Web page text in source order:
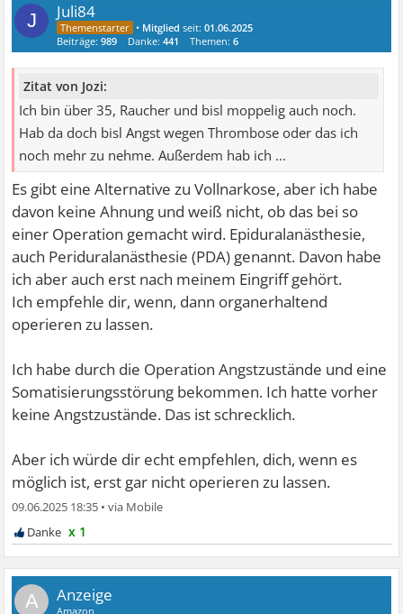
J Juli84
• Mitglied seit:01.06.2025
Beiträge:989 Danke:441 Themen:6
Zitat von Jozi:
Ich bin über 35, Raucher und bisl moppelig auch noch.
Hab da doch bisl Angst wegen Thrombose oder das ich
noch mehr zu nehme. Außerdem hab ich ...
Es gibt eine Alternative zu Vollnarkose, aber ich habe
davon keine Ahnung und weiß nicht, ob das bei so
einer Operation gemacht wird. Epiduralanästhesie,
auch Periduralanästhesie (PDA) genannt. Davon habe
ich aber auch erst nach meinem Eingriff gehört.
Ich empfehle dir, wenn, dann organerhaltend
operieren zu lassen.
Ich habe durch die Operation Angstzustände und eine
Somatisierungsstörung bekommen. Ich hatte vorher
keine Angstzustände. Das ist schrecklich.
Aber ich würde dir echt empfehlen, dich, wenn es
möglich ist, erst gar nicht operieren zu lassen.
09.06.2025 18:35 •
x 1
A